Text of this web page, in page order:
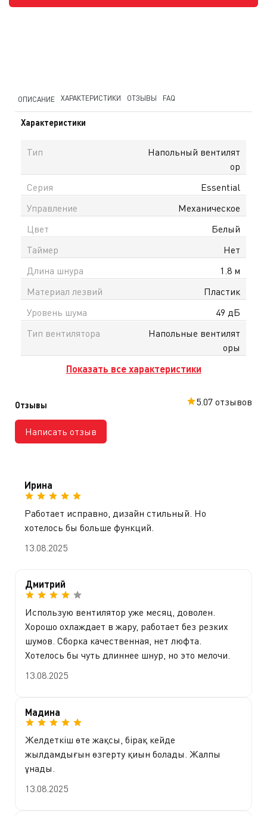
ОПИСАНИЕ ХАРАКТЕРИСТИКИ ОТЗЫВЫ FAQ
Характеристики
Тип
Напольный вентилят
ор
Серия
Essential
Управление
Механическое
Цвет
Белый
Таймер
Нет
Длина шнура
1.8 м
Материал лезвий
Пластик
Уровень шума
49 дБ
Тип вентилятора
Напольные вентилят
оры
Показать все характеристики
Отзывы
Написать отзыв
5.07 отзывов
Ирина
Работает исправно, дизайн стильный. Но
хотелось бы больше функций.
13.08.2025
Дмитрий
Использую вентилятор уже месяц, доволен.
Хорошо охлаждает в жару, работает без резких
шумов. Сборка качественная, нет люфта.
Хотелось бы чуть длиннее шнур, но это мелочи.
13.08.2025
Мадина
Желдеткіш өте жақсы, бірақ кейде
жылдамдығын өзгерту қиын болады. Жалпы
ұнады.
13.08.2025